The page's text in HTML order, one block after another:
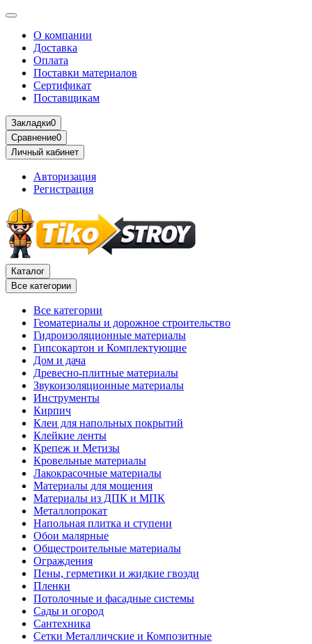
О компании
Доставка
Оплата
Поставки материалов
Сертификат
Поставщикам
Закладки0
Сравнение0
Личный кабинет
Авторизация
Регистрация
Каталог
Все категории
Все категории
Геоматериалы и дорожное строительство
Гидроизоляционные материалы
Гипсокартон и Комплектующие
Дом и дача
Древесно-плитные материалы
Звукоизоляционные материалы
Инструменты
Кирпич
Клеи для напольных покрытий
Клейкие ленты
Крепеж и Метизы
Кровельные материалы
Лакокрасочные материалы
Материалы для мощения
Материалы из ДПК и МПК
Металлопрокат
Напольная плитка и ступени
Обои малярные
Общестроительные материалы
Ограждения
Пены, герметики и жидкие гвозди
Пленки
Потолочные и фасадные системы
Сады и огород
Сантехника
Сетки Металличские и Композитные